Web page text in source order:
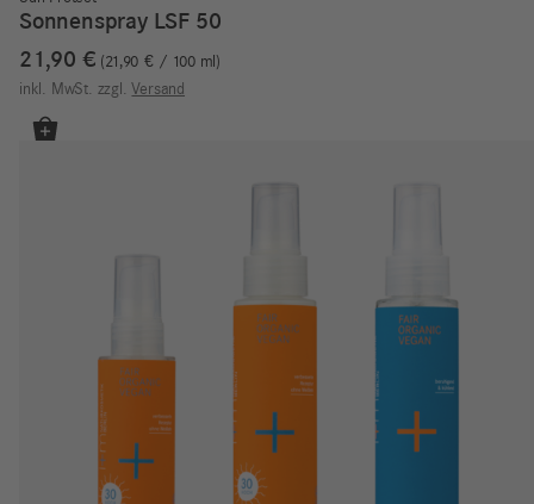
Sonnenspray LSF 50
21,90 € 21,90€/ 100 ml
inkl. MwSt. zzgl. Versand